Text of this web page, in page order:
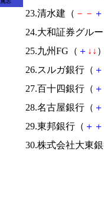
23.清水建（ － － ＋
24.大和証券グル
25.九州FG（ ＋ ↓ ↓
26.スルガ銀行（ ＋
27.百十四銀行（ ＋
28.名古屋銀行（ ＋
29.東邦銀行（ ＋ ＋
30.株式会社大東